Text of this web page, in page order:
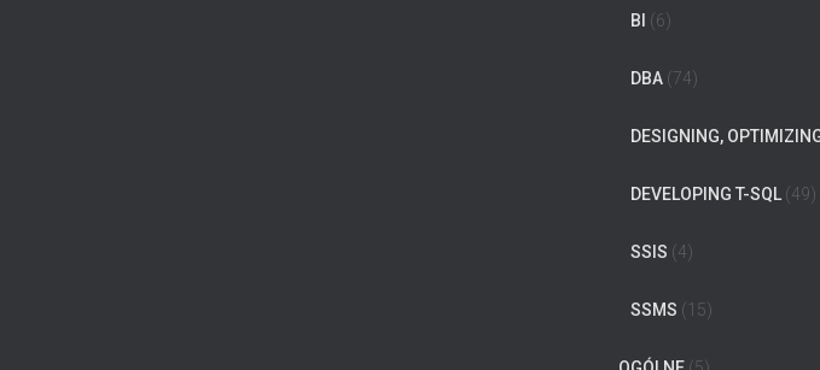
BI (6)
DBA (74)
DESIGNING,
DEVELOPING T-SQL (49)
SSIS (4)
SSMS (15)